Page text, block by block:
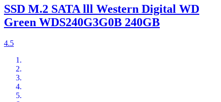
SSD M.2 SATA lll Western Digital WD
Green WDS240G3G0B 240GB
4.5